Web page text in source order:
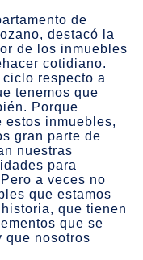
de
destacó la
de los inmuebles
cotidiano.
respecto a
tenemos que
Porque
estos inmuebles,
gran parte de
nuestras
para
a veces no
que estamos
que tienen
que se
que nosotros